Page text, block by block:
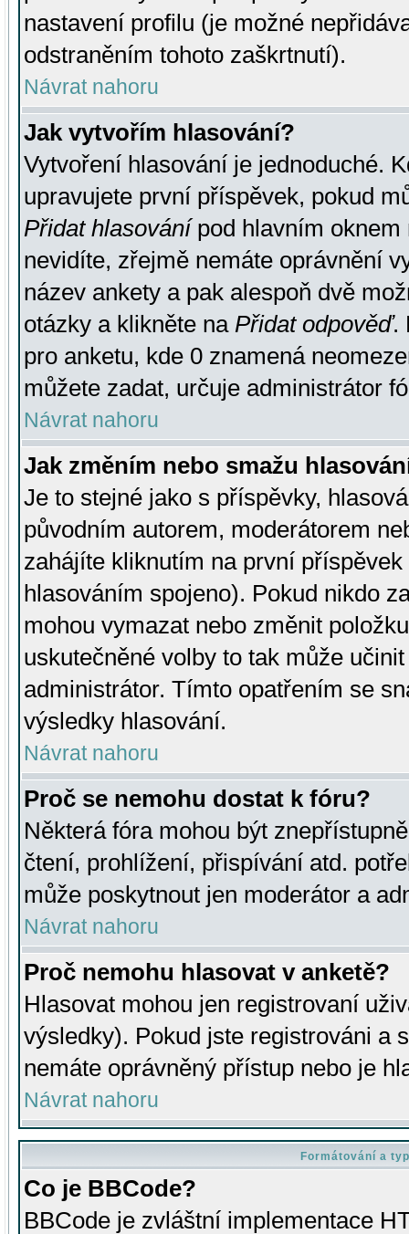
nastavení profilu (je možné
odstraněním tohoto zaškrtnutí).
Návrat nahoru
Jak vytvořím hlasování?
Vytvoření hlasování je jednoduché.
upravujete první příspěvek, pokud
Přidat hlasovánípod hlavním oknem
nevidíte, zřejmě nemáte oprávnění
název ankety a pak alespoň dvě
otázky a klikněte na Přidat odpověď.
pro anketu, kde 0 znamená
můžete zadat, určuje administrátor
Návrat nahoru
Jak změním nebo smažu
Je to stejné jako s příspěvky,
původním autorem, moderátorem
zahájíte kliknutím na první
hlasováním spojeno). Pokud nikdo
mohou vymazat nebo změnit
uskutečněné volby to tak může
administrátor. Tímto opatřením se
výsledky hlasování.
Návrat nahoru
Proč se nemohu dostat k fóru?
Některá fóra mohou být
čtení, prohlížení, přispívání atd.
může poskytnout jen moderátor a
Návrat nahoru
Proč nemohu hlasovat v anketě?
Hlasovat mohou jen registrovaní
výsledky). Pokud jste registrováni a
nemáte oprávněný přístup nebo je
Návrat nahoru
Formátování a
Co je BBCode?
BBCode je zvláštní implementace